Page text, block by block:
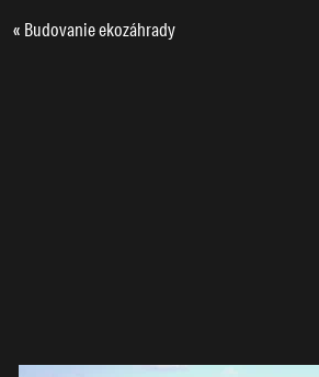
« Budovanie ekozáhrady